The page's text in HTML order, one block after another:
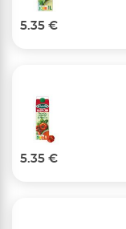
5.35 €
5.35 €